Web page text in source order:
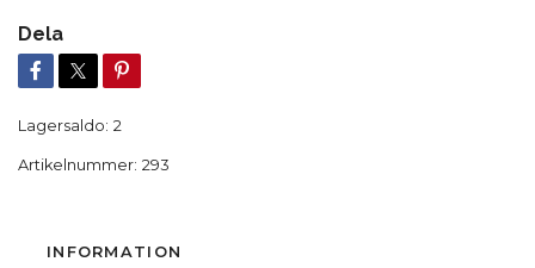
Dela
Lagersaldo: 2
Artikelnummer: 293
INFORMATION